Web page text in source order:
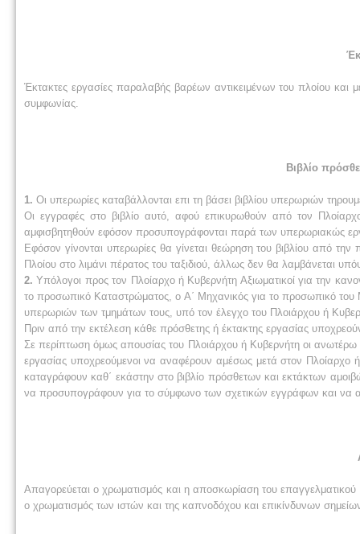
Έκτακτες εργασίες παραλαβής βαρέων αντικειμένων του πλοίου και
συμφωνίας.
Βιβλίο
1. Οι υπερωρίες καταβάλλονται επι τη βάσει βιβλίου υπερωριών
Οι εγγραφές στο βιβλίο αυτό, αφού επικυρωθούν από τον
αμφισβητηθούν εφόσον προσυπογράφονται παρά των υπερωριακώς
Εφόσον γίνονται υπερωρίες θα γίνεται θεώρηση του βιβλίου από
Πλοίου στο λιμάνι πέρατος του ταξιδιού, άλλως δεν θα λαμβάνεται
2.Υπόλογοι προς τον Πλοίαρχο ή Κυβερνήτη Αξιωματικοί για την
το προσωπικό Καταστρώματος, ο Α΄ Μηχανικός για το προσωπικό του
υπερωριών των τμημάτων τους, υπό τον έλεγχο του Πλοιάρχου ή
Πριν από την εκτέλεση κάθε πρόσθετης ή έκτακτης εργασίας
Σε περίπτωση όμως απουσίας του Πλοιάρχου ή Κυβερνήτη οι
εργασίας υποχρεούμενοι να αναφέρουν αμέσως μετά στον Πλοίαρχο
καταγράφουν καθ΄ εκάστην στο βιβλίο πρόσθετων και εκτάκτων
να προσυπογράφουν για το σύμφωνο των σχετικών εγγράφων και να
Απαγορεύεται ο χρωματισμός και η αποσκωρίαση του
ο χρωματισμός των ιστών και της καπνοδόχου και επικίνδυνων